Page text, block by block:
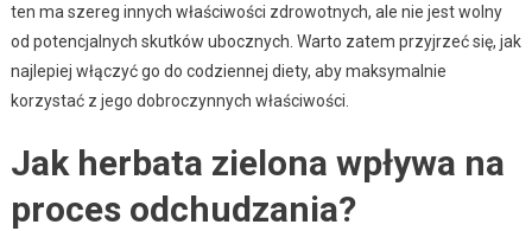
ten ma szereg innych właściwości zdrowotnych, ale nie jest wolny
od potencjalnych skutków ubocznych. Warto zatem przyjrzeć się, jak
najlepiej włączyć go do codziennej diety, aby maksymalnie
korzystać z jego dobroczynnych właściwości.
Jak herbata zielona wpływa na
proces odchudzania?